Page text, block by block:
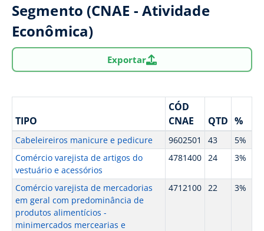
Segmento (CNAE - Atividade
Econômica)
Exportar
TIPO
CÓD
CNAE
QTD %
Cabeleireiros manicure e pedicure 9602501 43
5%
Comércio varejista de artigos do
vestuário e acessórios
4781400 24 3%
Comércio varejista de mercadorias
em geral com predominância de
produtos alimentícios -
minimercados mercearias e
4712100 22 3%